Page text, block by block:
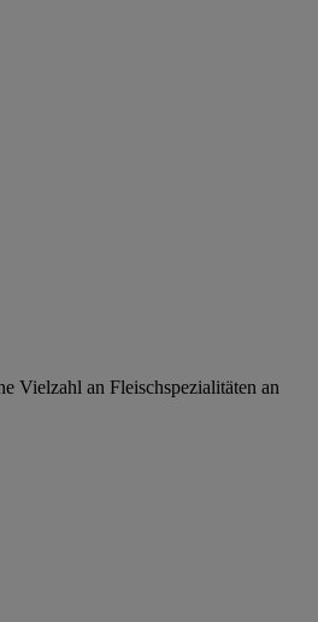
Vielzahl an Fleischspezialitäten an